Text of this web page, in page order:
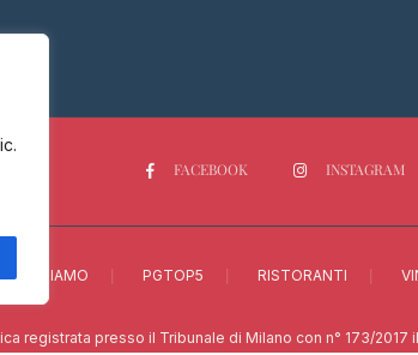
FACEBOOK INSTAGRAM
CHI SIAMO PGTOP5 RISTORANTI
registrata presso il Tribunale di Milano con n° 173/